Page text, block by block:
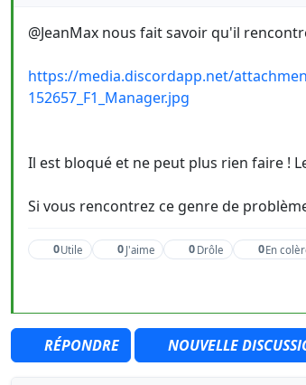
@JeanMax nous fait savoir qu'il
https://media.discordapp.net/
152657_F1_Manager.jpg
Il est bloqué et ne peut plus rien faire !
Si vous rencontrez ce genre de
0Utile 0 J'aime 0 Drôle 0En
RÉPONDRE NOUVELLE